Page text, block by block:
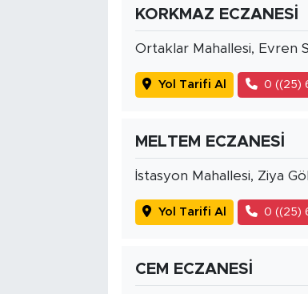
KORKMAZ ECZANESİ
Ortaklar Mahallesi, Evren
Yol Tarifi Al 0 ((25)
MELTEM ECZANESİ
İstasyon Mahallesi, Ziya
Yol Tarifi Al 0 ((25)
CEM ECZANESİ